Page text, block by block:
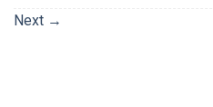
Next →